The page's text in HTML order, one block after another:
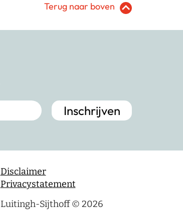
Terug naar boven
Disclaimer
Privacystatement
Luitingh-Sijthoff © 2026